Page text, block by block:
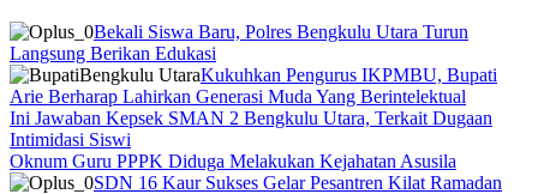
Bekali Siswa Baru, Polres Bengkulu Utara Turun
Langsung Berikan Edukasi
Kukuhkan Pengurus IKPMBU, Bupati
Arie Berharap Lahirkan Generasi Muda Yang Berintelektual
Ini Jawaban Kepsek SMAN 2 Bengkulu Utara, Terkait Dugaan
Intimidasi Siswi
Oknum Guru PPPK Diduga Melakukan Kejahatan Asusila
SDN 16 Kaur Sukses Gelar Pesantren Kilat Ramadan